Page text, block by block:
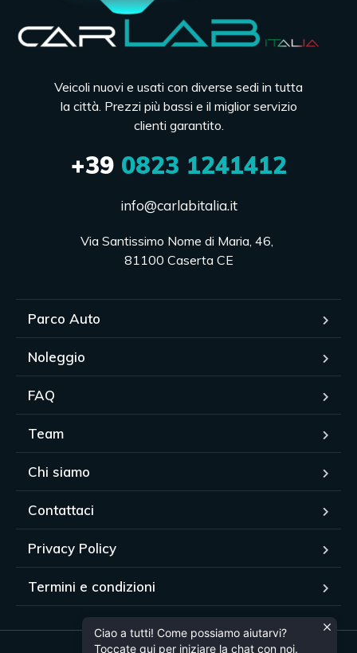
Veicoli nuovi e usati con diverse sedi in tutta
la città. Prezzi più bassi e il miglior servizio
clienti garantito.
+390823 1241412
info@carlabitalia.it
Via Santissimo Nome di Maria, 46,
81100 Caserta CE
Parco Auto
Noleggio
FAQ
Team
Chi siamo
Contattaci
Privacy Policy
Termini e condizioni
Ciao a tutti! Come possiamo aiutarvi?
Toccate qui per iniziare la chat con noi.